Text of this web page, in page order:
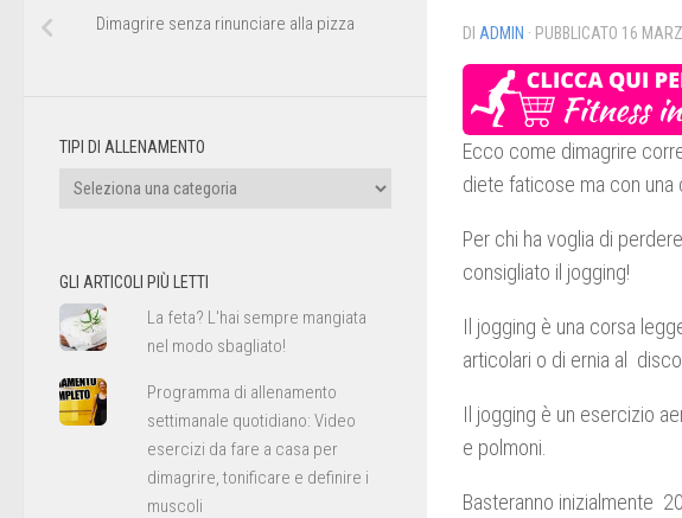
DI ADMIN · PUBBLICATO 16
Ecco come dimagrire
diete faticose ma con una
Per chi ha voglia di
consigliato il jogging!
Il jogging è una corsa
articolari o di ernia al
Il jogging è un esercizio
e polmoni.
Basteranno inizialmente
Dimagrire senza rinunciare alla pizza
TIPI DI ALLENAMENTO
Tipi
GLI ARTICOLI PIÙ LETTI
La feta? L'hai sempre mangiata
nel modo sbagliato!
Programma di allenamento
settimanale quotidiano: Video
esercizi da fare a casa per
dimagrire, tonificare e definire i
muscoli